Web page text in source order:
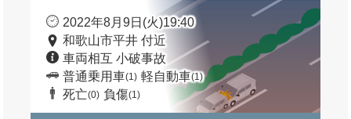
2022年8月9日(火)19:40
和歌山市平井 付近
車両相互 小破事故
普通乗用車(1) 軽自動車(1)
死亡(0) 負傷(1)